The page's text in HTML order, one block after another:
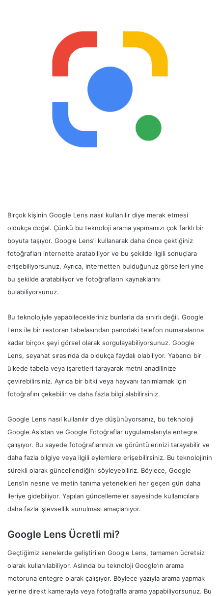
Birçok kişinin Google Lens nasıl kullanılır diye merak etmesi
oldukça doğal. Çünkü bu teknoloji arama yapmamızı çok farklı bir
boyuta taşıyor. Google Lens’i kullanarak daha önce çektiğiniz
fotoğrafları internette aratabiliyor ve bu şekilde ilgili sonuçlara
erişebiliyorsunuz. Ayrıca, internetten bulduğunuz görselleri yine
bu şekilde aratabiliyor ve fotoğrafların kaynaklarını
bulabiliyorsunuz.
Bu teknolojiyle yapabilecekleriniz bunlarla da sınırlı değil. Google
Lens ile bir restoran tabelasından panodaki telefon numaralarına
kadar birçok şeyi görsel olarak sorgulayabiliyorsunuz. Google
Lens, seyahat sırasında da oldukça faydalı olabiliyor. Yabancı bir
ülkede tabela veya işaretleri tarayarak metni anadilinize
çevirebilirsiniz. Ayrıca bir bitki veya hayvanı tanımlamak için
fotoğrafını çekebilir ve daha fazla bilgi alabilirsiniz.
Google Lens nasıl kullanılır diye düşünüyorsanız, bu teknoloji
Google Asistan ve Google Fotoğraflar uygulamalarıyla entegre
çalışıyor. Bu sayede fotoğraflarınızı ve görüntülerinizi tarayabilir ve
daha fazla bilgiye veya ilgili eylemlere erişebilirsiniz. Bu teknolojinin
sürekli olarak güncellendiğini söyleyebiliriz. Böylece, Google
Lens’in nesne ve metin tanıma yetenekleri her geçen gün daha
ileriye gidebiliyor. Yapılan güncellemeler sayesinde kullanıcılara
daha fazla işlevsellik sunulması amaçlanıyor.
Google Lens Ücretli mi?
Geçtiğimiz senelerde geliştirilen Google Lens, tamamen ücretsiz
olarak kullanılabiliyor. Aslında bu teknoloji Google’ın arama
motoruna entegre olarak çalışıyor. Böylece yazıyla arama yapmak
yerine direkt kamerayla veya fotoğrafla arama yapabiliyorsunuz. Bu